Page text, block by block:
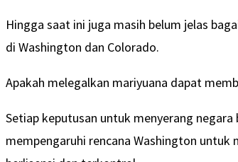
Hingga saat ini juga masih belum jelas
di Washington dan Colorado.
Apakah melegalkan mariyuana dapat
Setiap keputusan untuk menyerang
mempengaruhi rencana Washington untuk